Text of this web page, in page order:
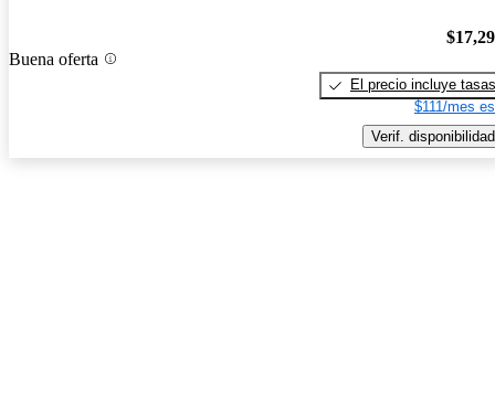
Buena oferta
El precio incluye tasas
$111/mes
Verif. disponibilidad